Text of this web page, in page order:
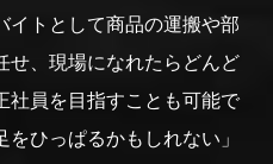
イトとして商品の運搬や部
せ、現場になれたらどんど
社員を目指すことも可能で
ひっぱるかもしれない」